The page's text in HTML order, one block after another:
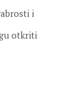
i
otkriti